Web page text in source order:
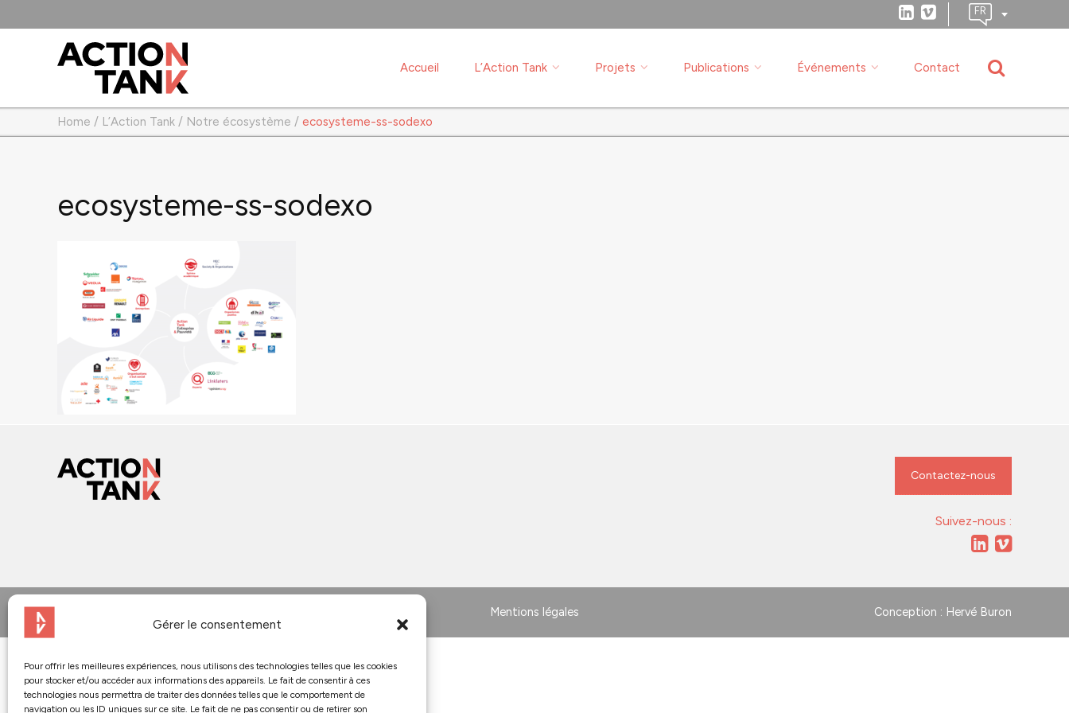
Gérer le consentement
Pour offrir les meilleures expériences, nous utilisons des technologies telles que les cookies
pour stocker et/ou accéder aux informations des appareils. Le fait de consentir à ces
technologies nous permettra de traiter des données telles que le comportement de
navigation ou les ID uniques sur ce site. Le fait de ne pas consentir ou de retirer son
Accueil L’Action Tank Projets Publications Événements Contact
Home / L’Action Tank / Notre écosystème / ecosysteme-ss-sodexo
ecosysteme-ss-sodexo
Contactez-nous
Suivez-nous :
Mentions légales Conception : Hervé Buron